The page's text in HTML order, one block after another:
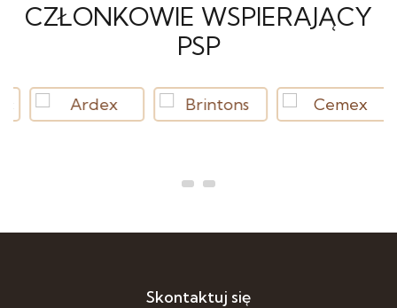
CZŁONKOWIE WSPIERAJĄCY
PSP
Skontaktuj się